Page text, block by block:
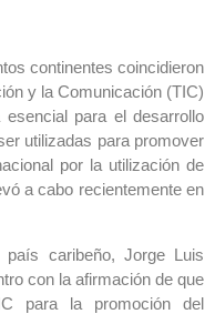
continentes coincidieron
y la Comunicación (TIC)
esencial para el desarrollo
utilizadas para promover
por la utilización de
a cabo recientemente en
caribeño, Jorge Luis
con la afirmación de que
para la promoción del